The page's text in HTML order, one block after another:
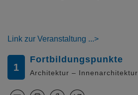
Link zur Veranstaltung
1
Fortbildungspunkte
Architektur – Innenarchitektur